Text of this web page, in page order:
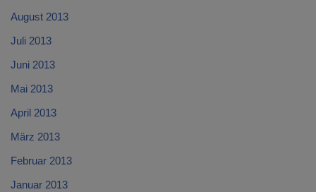
August 2013
Juli 2013
Juni 2013
Mai 2013
April 2013
März 2013
Februar 2013
Januar 2013